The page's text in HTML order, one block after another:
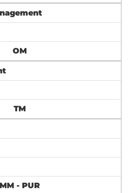
OM
TM
MM - PUR